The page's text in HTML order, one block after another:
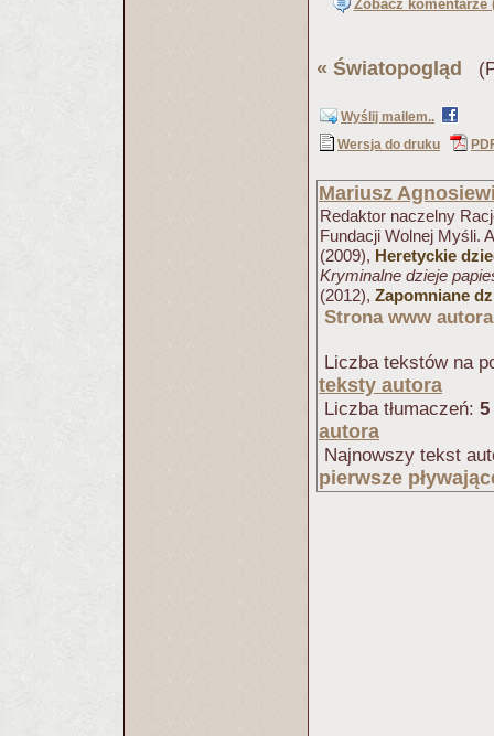
Zobacz komentarze
« Światopogląd
Wyślij mailem..
Wersja do druku
Mariusz
Redaktor naczelny
Fundacji Wolnej Myśli.
(2009), Heretyckie
Kryminalne dzieje
(2012), Zapomniane
Strona www autora
Liczba tekstów na
teksty autora
Liczba tłumaczeń: 5
autora
Najnowszy tekst
pierwsze